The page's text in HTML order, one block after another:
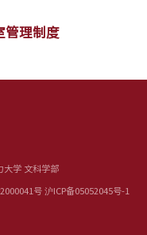
管理制度
大学 文科学部
号 沪ICP备05052045号-1